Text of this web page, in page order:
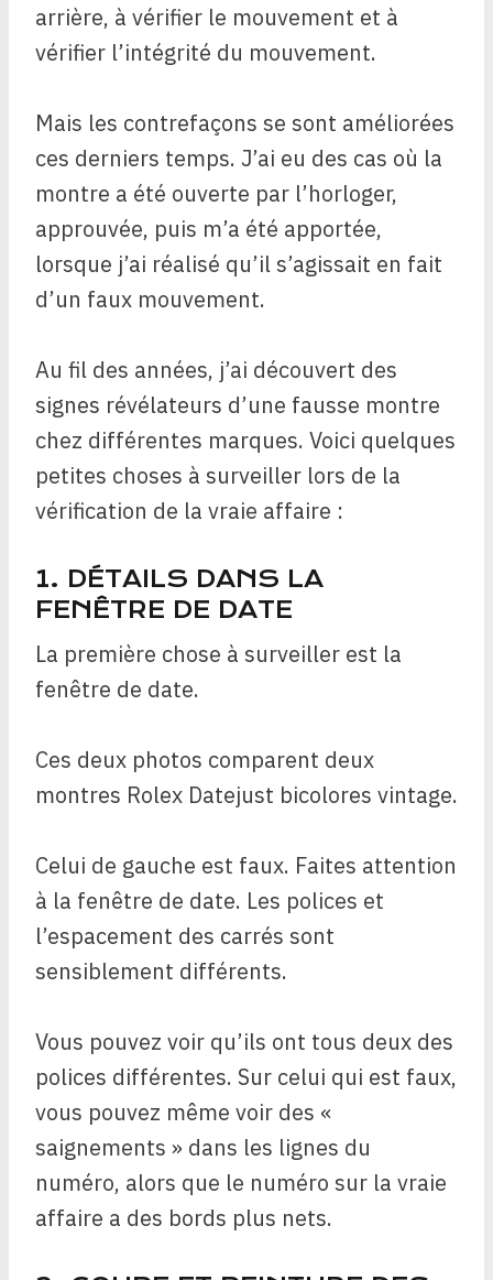
arrière, à vérifier le mouvement et à
vérifier l’intégrité du mouvement.
Mais les contrefaçons se sont améliorées
ces derniers temps. J’ai eu des cas où la
montre a été ouverte par l’horloger,
approuvée, puis m’a été apportée,
lorsque j’ai réalisé qu’il s’agissait en fait
d’un faux mouvement.
Au fil des années, j’ai découvert des
signes révélateurs d’une fausse montre
chez différentes marques. Voici quelques
petites choses à surveiller lors de la
vérification de la vraie affaire :
1. DÉTAILS DANS LA
FENÊTRE DE DATE
La première chose à surveiller est la
fenêtre de date.
Ces deux photos comparent deux
montres Rolex Datejust bicolores vintage.
Celui de gauche est faux. Faites attention
à la fenêtre de date. Les polices et
l’espacement des carrés sont
sensiblement différents.
Vous pouvez voir qu’ils ont tous deux des
polices différentes. Sur celui qui est faux,
vous pouvez même voir des «
saignements » dans les lignes du
numéro, alors que le numéro sur la vraie
affaire a des bords plus nets.